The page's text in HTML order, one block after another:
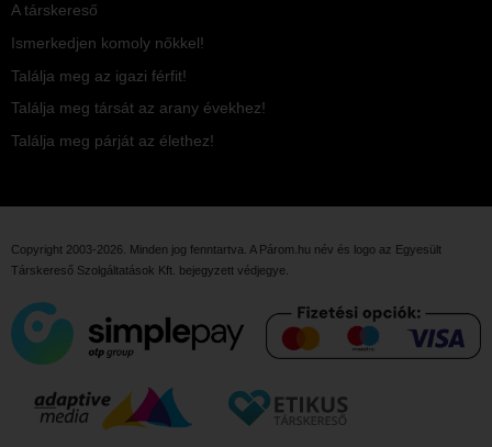
A társkereső
Ismerkedjen komoly nőkkel!
Találja meg az igazi férfit!
Találja meg társát az arany évekhez!
Találja meg párját az élethez!
Copyright 2003-2026. Minden jog fenntartva. A Párom.hu név és logo az Egyesült
Társkereső Szolgáltatások Kft. bejegyzett védjegye.